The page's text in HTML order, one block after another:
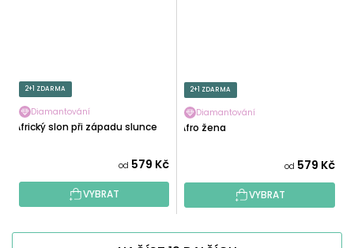
2+1 ZDARMA
Diamantování
Africký slon při západu slunce
od 579 Kč
VYBRAT
2+1 ZDARMA
Diamantování
Afro žena
od 579 Kč
VYBRAT